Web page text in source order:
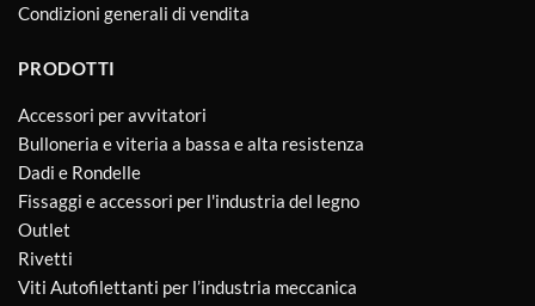
Condizioni generali di vendita
PRODOTTI
Accessori per avvitatori
Bulloneria e viteria a bassa e alta resistenza
Dadi e Rondelle
Fissaggi e accessori per l'industria del legno
Outlet
Rivetti
Viti Autofilettanti per l’industria meccanica